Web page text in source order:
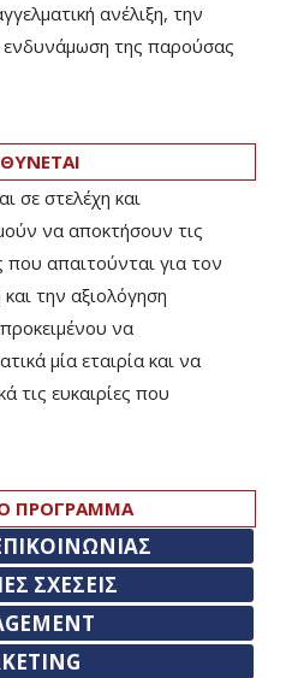
ανέλιξη, την
ενδυνάμωση της παρούσας
σε στελέχη και
να αποκτήσουν τις
που απαιτούνται για τον
την αξιολόγηση
να
μία εταιρία και να
τις ευκαιρίες που
ΠΡΟΓΡΑΜΜΑ
ΣΧΕΣΕΙΣ